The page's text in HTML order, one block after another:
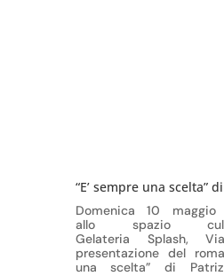
“E’ sempre una scelta”
Domenica 10
allo spazio
Gelateria Splash,
presentazione del
una scelta” di